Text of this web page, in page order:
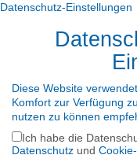
Datenschutz-Einstellungen
Diese Website
Komfort zur Verfügung
nutzen zu können
Ich habe die
Datenschutz und